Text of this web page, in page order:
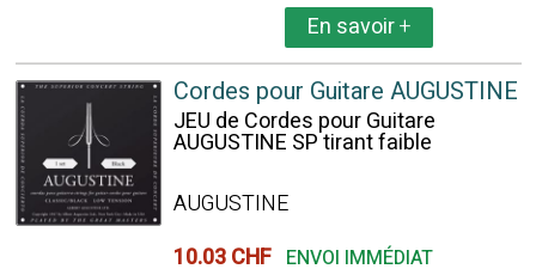
En savoir+
Cordes pour Guitare AUGUSTINE
JEU de Cordes pour Guitare
AUGUSTINE SP tirant faible
AUGUSTINE
10.03 CHF ENVOI IMMÉDIAT